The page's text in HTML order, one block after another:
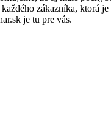
zákazníka, ktorá
je tu pre vás.